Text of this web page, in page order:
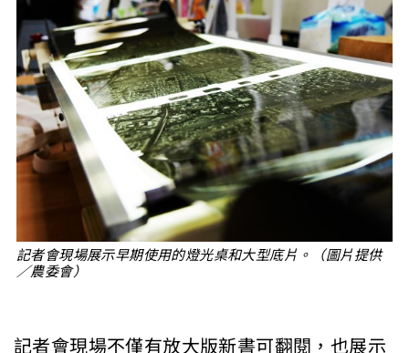
記者會現場展示早期使用的燈光桌和大型底片。（圖片提供
／農委會）